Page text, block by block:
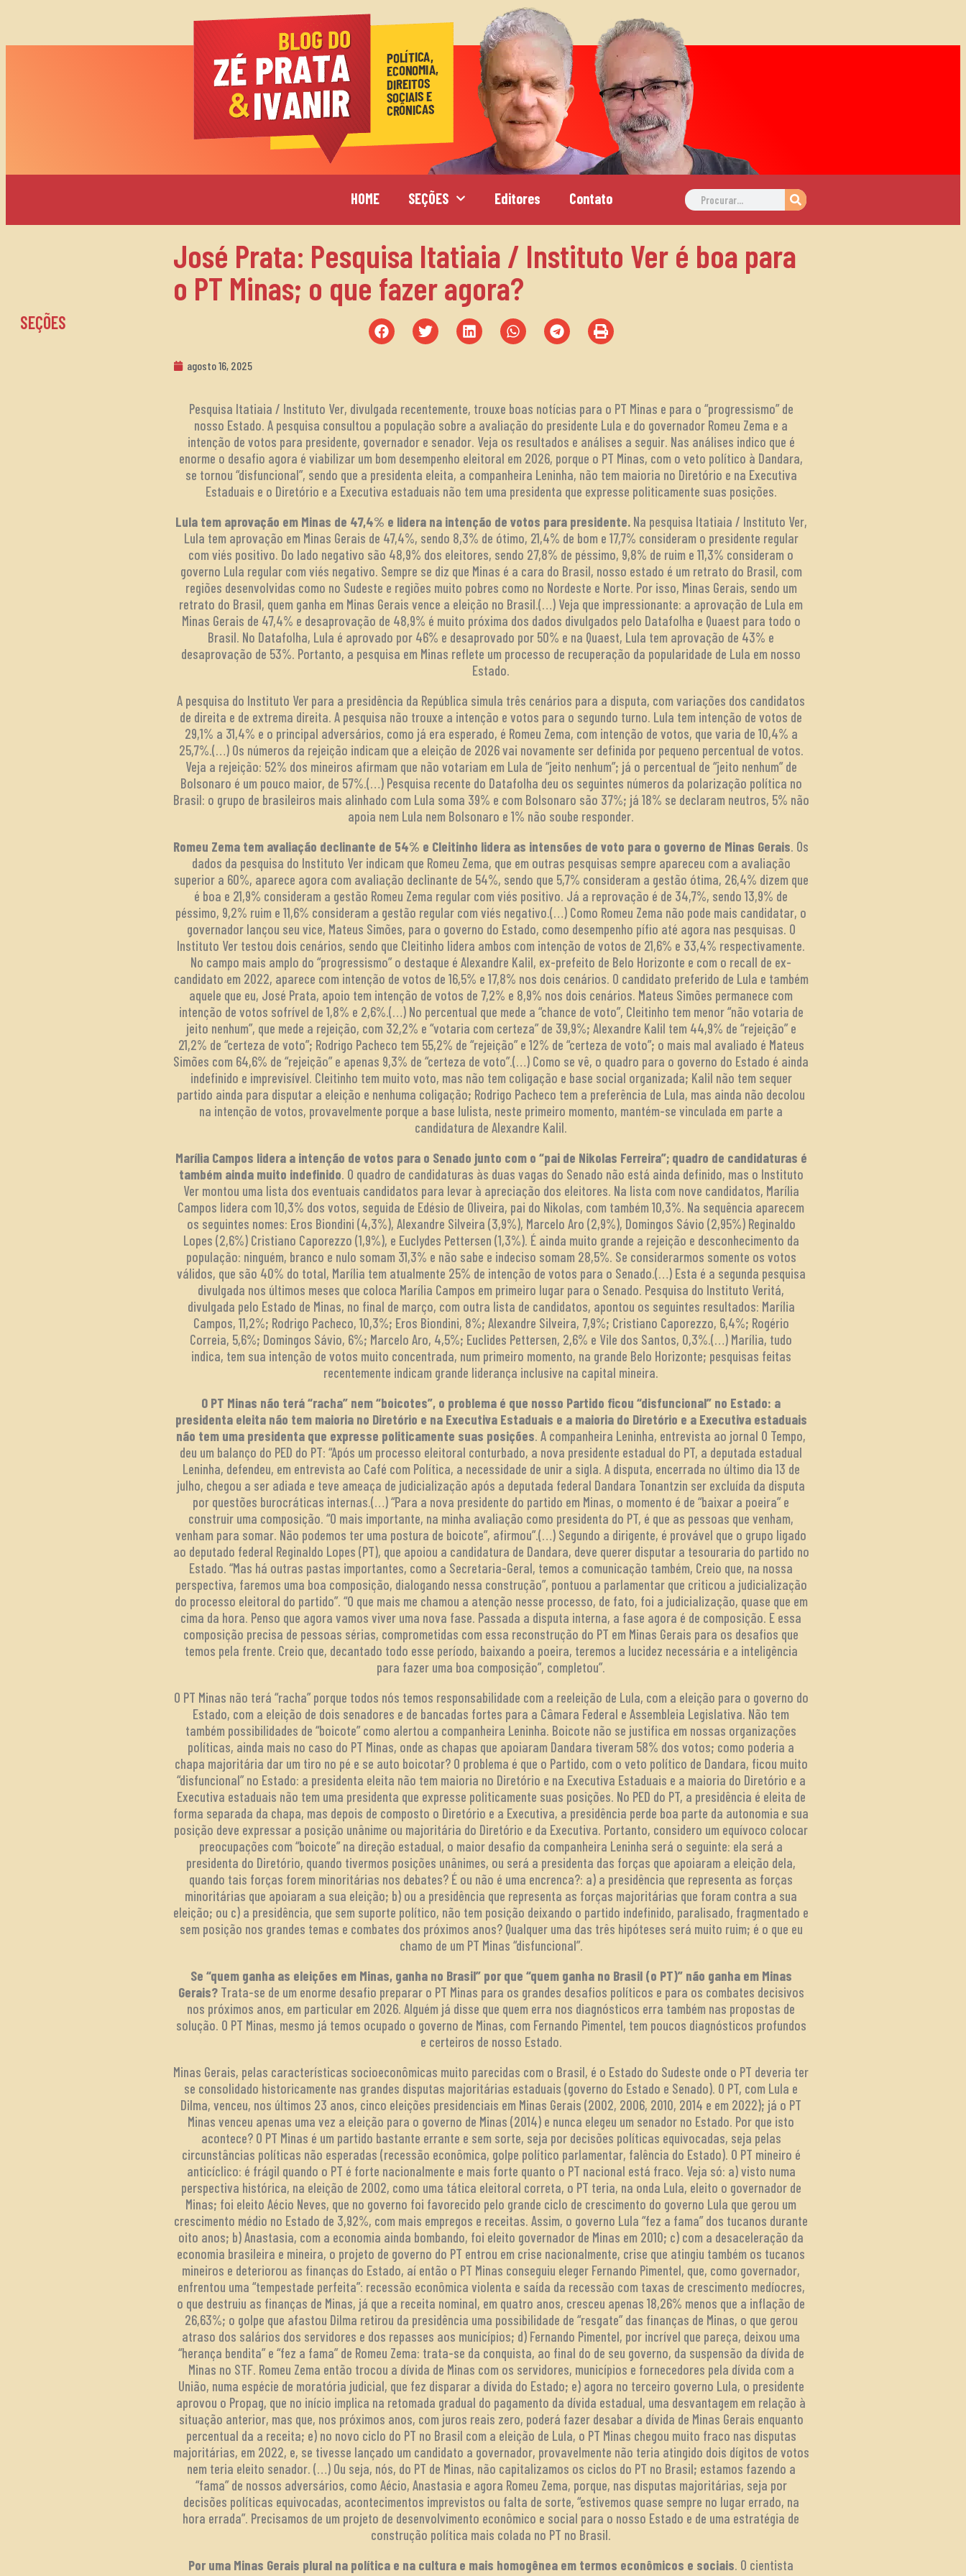
HOME SEÇÕES Editores Contato
SEÇÕES
José Prata: Pesquisa Itatiaia / Instituto Ver é boa para
o PT Minas; o que fazer agora?
agosto 16, 2025
Pesquisa Itatiaia / Instituto Ver, divulgada recentemente, trouxe boas notícias para o PT Minas e para o “progressismo” de
nosso Estado. A pesquisa consultou a população sobre a avaliação do presidente Lula e do governador Romeu Zema e a
intenção de votos para presidente, governador e senador. Veja os resultados e análises a seguir. Nas análises indico que é
enorme o desafio agora é viabilizar um bom desempenho eleitoral em 2026, porque o PT Minas, com o veto político à Dandara,
se tornou “disfuncional”, sendo que a presidenta eleita, a companheira Leninha, não tem maioria no Diretório e na Executiva
Estaduais e o Diretório e a Executiva estaduais não tem uma presidenta que expresse politicamente suas posições.
Lula tem aprovação em Minas de 47,4% e lidera na intenção de votos para presidente.Na pesquisa Itatiaia / Instituto Ver,
Lula tem aprovação em Minas Gerais de 47,4%, sendo 8,3% de ótimo, 21,4% de bom e 17,7% consideram o presidente regular
com viés positivo. Do lado negativo são 48,9% dos eleitores, sendo 27,8% de péssimo, 9,8% de ruim e 11,3% consideram o
governo Lula regular com viés negativo. Sempre se diz que Minas é a cara do Brasil, nosso estado é um retrato do Brasil, com
regiões desenvolvidas como no Sudeste e regiões muito pobres como no Nordeste e Norte. Por isso, Minas Gerais, sendo um
retrato do Brasil, quem ganha em Minas Gerais vence a eleição no Brasil.(…) Veja que impressionante: a aprovação de Lula em
Minas Gerais de 47,4% e desaprovação de 48,9% é muito próxima dos dados divulgados pelo Datafolha e Quaest para todo o
Brasil. No Datafolha, Lula é aprovado por 46% e desaprovado por 50% e na Quaest, Lula tem aprovação de 43% e
desaprovação de 53%. Portanto, a pesquisa em Minas reflete um processo de recuperação da popularidade de Lula em nosso
Estado.
A pesquisa do Instituto Ver para a presidência da República simula três cenários para a disputa, com variações dos candidatos
de direita e de extrema direita. A pesquisa não trouxe a intenção e votos para o segundo turno. Lula tem intenção de votos de
29,1% a 31,4% e o principal adversários, como já era esperado, é Romeu Zema, com intenção de votos, que varia de 10,4% a
25,7%.(…) Os números da rejeição indicam que a eleição de 2026 vai novamente ser definida por pequeno percentual de votos.
Veja a rejeição: 52% dos mineiros afirmam que não votariam em Lula de “jeito nenhum”; já o percentual de “jeito nenhum” de
Bolsonaro é um pouco maior, de 57%.(…) Pesquisa recente do Datafolha deu os seguintes números da polarização política no
Brasil: o grupo de brasileiros mais alinhado com Lula soma 39% e com Bolsonaro são 37%; já 18% se declaram neutros, 5% não
apoia nem Lula nem Bolsonaro e 1% não soube responder.
Romeu Zema tem avaliação declinante de 54% e Cleitinho lidera as intensões de voto para o governo de Minas Gerais. Os
dados da pesquisa do Instituto Ver indicam que Romeu Zema, que em outras pesquisas sempre apareceu com a avaliação
superior a 60%, aparece agora com avaliação declinante de 54%, sendo que 5,7% consideram a gestão ótima, 26,4% dizem que
é boa e 21,9% consideram a gestão Romeu Zema regular com viés positivo. Já a reprovação é de 34,7%, sendo 13,9% de
péssimo, 9,2% ruim e 11,6% consideram a gestão regular com viés negativo.(…) Como Romeu Zema não pode mais candidatar, o
governador lançou seu vice, Mateus Simões, para o governo do Estado, como desempenho pífio até agora nas pesquisas. O
Instituto Ver testou dois cenários, sendo que Cleitinho lidera ambos com intenção de votos de 21,6% e 33,4% respectivamente.
No campo mais amplo do “progressismo” o destaque é Alexandre Kalil, ex-prefeito de Belo Horizonte e com o recall de ex-
candidato em 2022, aparece com intenção de votos de 16,5% e 17,8% nos dois cenários. O candidato preferido de Lula e também
aquele que eu, José Prata, apoio tem intenção de votos de 7,2% e 8,9% nos dois cenários. Mateus Simões permanece com
intenção de votos sofrível de 1,8% e 2,6%.(…) No percentual que mede a “chance de voto”, Cleitinho tem menor “não votaria de
jeito nenhum”, que mede a rejeição, com 32,2% e “votaria com certeza” de 39,9%; Alexandre Kalil tem 44,9% de “rejeição” e
21,2% de “certeza de voto”; Rodrigo Pacheco tem 55,2% de “rejeição” e 12% de “certeza de voto”; o mais mal avaliado é Mateus
Simões com 64,6% de “rejeição” e apenas 9,3% de “certeza de voto”.(…) Como se vê, o quadro para o governo do Estado é ainda
indefinido e imprevisível. Cleitinho tem muito voto, mas não tem coligação e base social organizada; Kalil não tem sequer
partido ainda para disputar a eleição e nenhuma coligação; Rodrigo Pacheco tem a preferência de Lula, mas ainda não decolou
na intenção de votos, provavelmente porque a base lulista, neste primeiro momento, mantém-se vinculada em parte a
candidatura de Alexandre Kalil.
Marília Campos lidera a intenção de votos para o Senado junto com o “pai de Nikolas Ferreira”; quadro de candidaturas é
também ainda muito indefinido. O quadro de candidaturas às duas vagas do Senado não está ainda definido, mas o Instituto
Ver montou uma lista dos eventuais candidatos para levar à apreciação dos eleitores. Na lista com nove candidatos, Marília
Campos lidera com 10,3% dos votos, seguida de Edésio de Oliveira, pai do Nikolas, com também 10,3%. Na sequência aparecem
os seguintes nomes: Eros Biondini (4,3%), Alexandre Silveira (3,9%), Marcelo Aro (2,9%), Domingos Sávio (2,95%) Reginaldo
Lopes (2,6%) Cristiano Caporezzo (1,9%), e Euclydes Pettersen (1,3%). É ainda muito grande a rejeição e desconhecimento da
população: ninguém, branco e nulo somam 31,3% e não sabe e indeciso somam 28,5%. Se considerarmos somente os votos
válidos, que são 40% do total, Marília tem atualmente 25% de intenção de votos para o Senado.(…) Esta é a segunda pesquisa
divulgada nos últimos meses que coloca Marília Campos em primeiro lugar para o Senado. Pesquisa do Instituto Veritá,
divulgada pelo Estado de Minas, no final de março, com outra lista de candidatos, apontou os seguintes resultados: Marília
Campos, 11,2%; Rodrigo Pacheco, 10,3%; Eros Biondini, 8%; Alexandre Silveira, 7,9%; Cristiano Caporezzo, 6,4%; Rogério
Correia, 5,6%; Domingos Sávio, 6%; Marcelo Aro, 4,5%; Euclides Pettersen, 2,6% e Vile dos Santos, 0,3%.(…) Marília, tudo
indica, tem sua intenção de votos muito concentrada, num primeiro momento, na grande Belo Horizonte; pesquisas feitas
recentemente indicam grande liderança inclusive na capital mineira.
O PT Minas não terá “racha” nem “boicotes”, o problema é que nosso Partido ficou “disfuncional” no Estado: a
presidenta eleita não tem maioria no Diretório e na Executiva Estaduais e a maioria do Diretório e a Executiva estaduais
não tem uma presidenta que expresse politicamente suas posições. A companheira Leninha, entrevista ao jornal O Tempo,
deu um balanço do PED do PT: “Após um processo eleitoral conturbado, a nova presidente estadual do PT, a deputada estadual
Leninha, defendeu, em entrevista ao Café com Política, a necessidade de unir a sigla. A disputa, encerrada no último dia 13 de
julho, chegou a ser adiada e teve ameaça de judicialização após a deputada federal Dandara Tonantzin ser excluída da disputa
por questões burocráticas internas.(…) “Para a nova presidente do partido em Minas, o momento é de “baixar a poeira” e
construir uma composição. “O mais importante, na minha avaliação como presidenta do PT, é que as pessoas que venham,
venham para somar. Não podemos ter uma postura de boicote”, afirmou”.(…) Segundo a dirigente, é provável que o grupo ligado
ao deputado federal Reginaldo Lopes (PT), que apoiou a candidatura de Dandara, deve querer disputar a tesouraria do partido no
Estado. “Mas há outras pastas importantes, como a Secretaria-Geral, temos a comunicação também, Creio que, na nossa
perspectiva, faremos uma boa composição, dialogando nessa construção”, pontuou a parlamentar que criticou a judicialização
do processo eleitoral do partido”. “O que mais me chamou a atenção nesse processo, de fato, foi a judicialização, quase que em
cima da hora. Penso que agora vamos viver uma nova fase. Passada a disputa interna, a fase agora é de composição. E essa
composição precisa de pessoas sérias, comprometidas com essa reconstrução do PT em Minas Gerais para os desafios que
temos pela frente. Creio que, decantado todo esse período, baixando a poeira, teremos a lucidez necessária e a inteligência
para fazer uma boa composição”, completou”.
O PT Minas não terá “racha” porque todos nós temos responsabilidade com a reeleição de Lula, com a eleição para o governo do
Estado, com a eleição de dois senadores e de bancadas fortes para a Câmara Federal e Assembleia Legislativa. Não tem
também possibilidades de “boicote” como alertou a companheira Leninha. Boicote não se justifica em nossas organizações
políticas, ainda mais no caso do PT Minas, onde as chapas que apoiaram Dandara tiveram 58% dos votos; como poderia a
chapa majoritária dar um tiro no pé e se auto boicotar? O problema é que o Partido, com o veto político de Dandara, ficou muito
“disfuncional” no Estado: a presidenta eleita não tem maioria no Diretório e na Executiva Estaduais e a maioria do Diretório e a
Executiva estaduais não tem uma presidenta que expresse politicamente suas posições. No PED do PT, a presidência é eleita de
forma separada da chapa, mas depois de composto o Diretório e a Executiva, a presidência perde boa parte da autonomia e sua
posição deve expressar a posição unânime ou majoritária do Diretório e da Executiva. Portanto, considero um equívoco colocar
preocupações com “boicote” na direção estadual, o maior desafio da companheira Leninha será o seguinte: ela será a
presidenta do Diretório, quando tivermos posições unânimes, ou será a presidenta das forças que apoiaram a eleição dela,
quando tais forças forem minoritárias nos debates? É ou não é uma encrenca?: a) a presidência que representa as forças
minoritárias que apoiaram a sua eleição; b) ou a presidência que representa as forças majoritárias que foram contra a sua
eleição; ou c) a presidência, que sem suporte político, não tem posição deixando o partido indefinido, paralisado, fragmentado e
sem posição nos grandes temas e combates dos próximos anos? Qualquer uma das três hipóteses será muito ruim; é o que eu
chamo de um PT Minas “disfuncional”.
Se “quem ganha as eleições em Minas, ganha no Brasil” por que “quem ganha no Brasil (o PT)” não ganha em Minas
Gerais?Trata-se de um enorme desafio preparar o PT Minas para os grandes desafios políticos e para os combates decisivos
nos próximos anos, em particular em 2026. Alguém já disse que quem erra nos diagnósticos erra também nas propostas de
solução. O PT Minas, mesmo já temos ocupado o governo de Minas, com Fernando Pimentel, tem poucos diagnósticos profundos
e certeiros de nosso Estado.
Minas Gerais, pelas características socioeconômicas muito parecidas com o Brasil, é o Estado do Sudeste onde o PT deveria ter
se consolidado historicamente nas grandes disputas majoritárias estaduais (governo do Estado e Senado). O PT, com Lula e
Dilma, venceu, nos últimos 23 anos, cinco eleições presidenciais em Minas Gerais (2002, 2006, 2010, 2014 e em 2022); já o PT
Minas venceu apenas uma vez a eleição para o governo de Minas (2014) e nunca elegeu um senador no Estado. Por que isto
acontece? O PT Minas é um partido bastante errante e sem sorte, seja por decisões políticas equivocadas, seja pelas
circunstâncias políticas não esperadas (recessão econômica, golpe político parlamentar, falência do Estado). O PT mineiro é
anticíclico: é frágil quando o PT é forte nacionalmente e mais forte quanto o PT nacional está fraco. Veja só: a) visto numa
perspectiva histórica, na eleição de 2002, como uma tática eleitoral correta, o PT teria, na onda Lula, eleito o governador de
Minas; foi eleito Aécio Neves, que no governo foi favorecido pelo grande ciclo de crescimento do governo Lula que gerou um
crescimento médio no Estado de 3,92%, com mais empregos e receitas. Assim, o governo Lula “fez a fama” dos tucanos durante
oito anos; b) Anastasia, com a economia ainda bombando, foi eleito governador de Minas em 2010; c) com a desaceleração da
economia brasileira e mineira, o projeto de governo do PT entrou em crise nacionalmente, crise que atingiu também os tucanos
mineiros e deteriorou as finanças do Estado, aí então o PT Minas conseguiu eleger Fernando Pimentel, que, como governador,
enfrentou uma “tempestade perfeita”: recessão econômica violenta e saída da recessão com taxas de crescimento medíocres,
o que destruiu as finanças de Minas, já que a receita nominal, em quatro anos, cresceu apenas 18,26% menos que a inflação de
26,63%; o golpe que afastou Dilma retirou da presidência uma possibilidade de “resgate” das finanças de Minas, o que gerou
atraso dos salários dos servidores e dos repasses aos municípios; d) Fernando Pimentel, por incrível que pareça, deixou uma
“herança bendita” e “fez a fama” de Romeu Zema: trata-se da conquista, ao final do de seu governo, da suspensão da dívida de
Minas no STF. Romeu Zema então trocou a dívida de Minas com os servidores, municípios e fornecedores pela dívida com a
União, numa espécie de moratória judicial, que fez disparar a dívida do Estado; e) agora no terceiro governo Lula, o presidente
aprovou o Propag, que no início implica na retomada gradual do pagamento da dívida estadual, uma desvantagem em relação à
situação anterior, mas que, nos próximos anos, com juros reais zero, poderá fazer desabar a dívida de Minas Gerais enquanto
percentual da a receita; e) no novo ciclo do PT no Brasil com a eleição de Lula, o PT Minas chegou muito fraco nas disputas
majoritárias, em 2022, e, se tivesse lançado um candidato a governador, provavelmente não teria atingido dois dígitos de votos
nem teria eleito senador. (…) Ou seja, nós, do PT de Minas, não capitalizamos os ciclos do PT no Brasil; estamos fazendo a
“fama” de nossos adversários, como Aécio, Anastasia e agora Romeu Zema, porque, nas disputas majoritárias, seja por
decisões políticas equivocadas, acontecimentos imprevistos ou falta de sorte, “estivemos quase sempre no lugar errado, na
hora errada”. Precisamos de um projeto de desenvolvimento econômico e social para o nosso Estado e de uma estratégia de
construção política mais colada no PT no Brasil.
Por uma Minas Gerais plural na política e na cultura e mais homogênea em termos econômicos e sociais. O cientista